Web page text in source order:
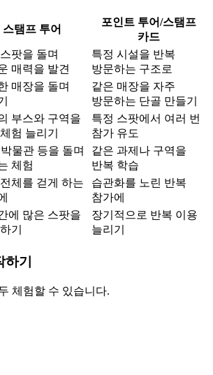
스탬프 투어
포인트 투어/스탬프
카드
팟을 돌며
매력을 발견
특정 시설을 반복
방문하는 구조로
매장을 돌며
같은 매장을 자주
방문하는 단골 만들기
부스와 구역을
험 늘리기
특정 스팟에서 여러 번
참가 유도
박물관 등을 돌며
체험
같은 과제나 구역을
반복 학습
체를 걷게 하는
습관화를 노린 반복
참가에
에 많은 스팟을
기
장기적으로 반복 이용
늘리기
기
체험할 수 있습니다.